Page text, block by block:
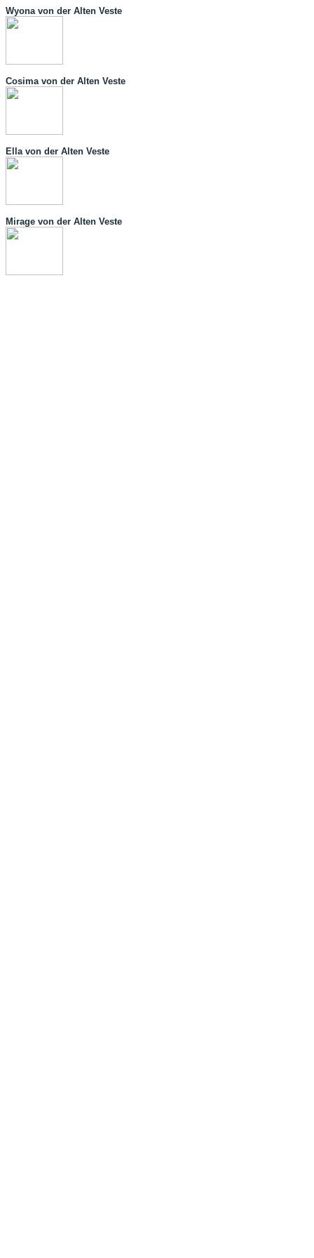
Wyona von der Alten Veste
Cosima von der Alten Veste
Ella von der Alten Veste
Mirage von der Alten Veste